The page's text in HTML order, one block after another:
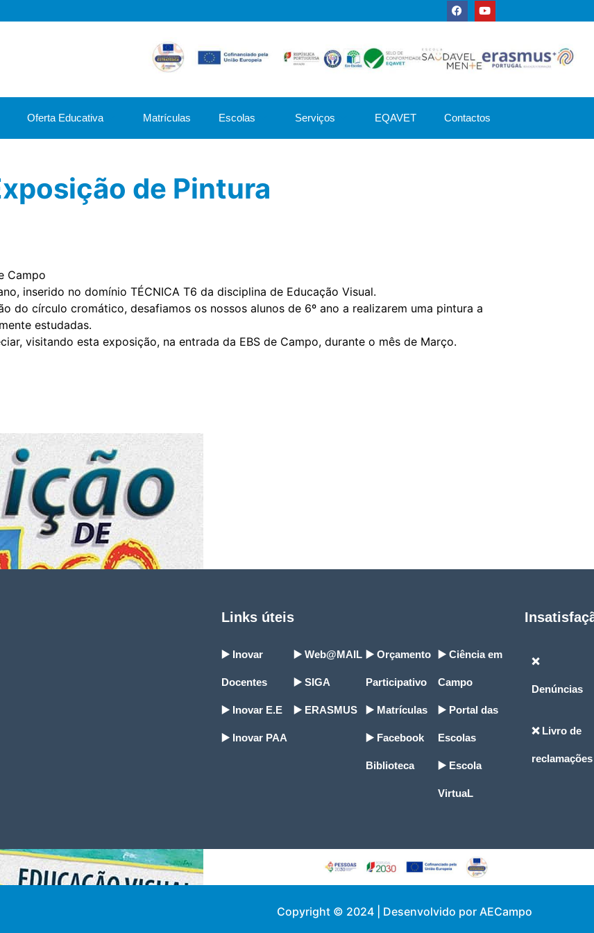
Oferta Educativa Matrículas Escolas Serviços EQAVET Contactos
de Pintura
Campo
inserido no domínio TÉCNICA T6 da disciplina de Educação Visual.
do círculo cromático, desafiamos os nossos alunos de 6º ano a realizarem uma pintura a
estudadas.
visitando esta exposição, na entrada da EBS de Campo, durante o mês de Março.
Links úteis
▶️ Inovar
Docentes
▶️ Inovar E.E
▶️ Inovar PAA
▶️ Web@MAIL
▶️ SIGA
▶️ ERASMUS
▶️ Orçamento
Participativo
▶️ Matrículas
▶️ Facebook
Biblioteca
▶️ Ciência em
Campo
▶️ Portal das
Escolas
▶️ Escola
VirtuaL
❌
Denúncias
❌ Livro de
reclamações
Copyright © 2024 | Desenvolvido por AECampo